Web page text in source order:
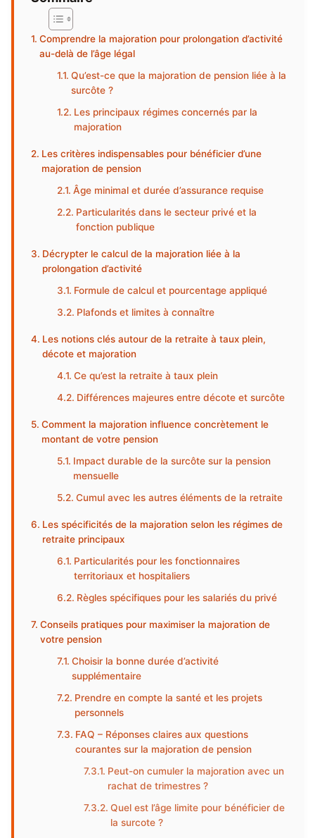
Comprendre la majoration pour prolongation d’activité
au-delà de l’âge légal
Qu’est-ce que la majoration de pension liée à la
surcôte ?
Les principaux régimes concernés par la
majoration
Les critères indispensables pour bénéficier d’une
majoration de pension
Âge minimal et durée d’assurance requise
Particularités dans le secteur privé et la
fonction publique
Décrypter le calcul de la majoration liée à la
prolongation d’activité
Formule de calcul et pourcentage appliqué
Plafonds et limites à connaître
Les notions clés autour de la retraite à taux plein,
décote et majoration
Ce qu’est la retraite à taux plein
Différences majeures entre décote et surcôte
Comment la majoration influence concrètement le
montant de votre pension
Impact durable de la surcôte sur la pension
mensuelle
Cumul avec les autres éléments de la retraite
Les spécificités de la majoration selon les régimes de
retraite principaux
Particularités pour les fonctionnaires
territoriaux et hospitaliers
Règles spécifiques pour les salariés du privé
Conseils pratiques pour maximiser la majoration de
votre pension
Choisir la bonne durée d’activité
supplémentaire
Prendre en compte la santé et les projets
personnels
FAQ – Réponses claires aux questions
courantes sur la majoration de pension
Peut-on cumuler la majoration avec un
rachat de trimestres ?
Quel est l’âge limite pour bénéficier de
la surcote ?